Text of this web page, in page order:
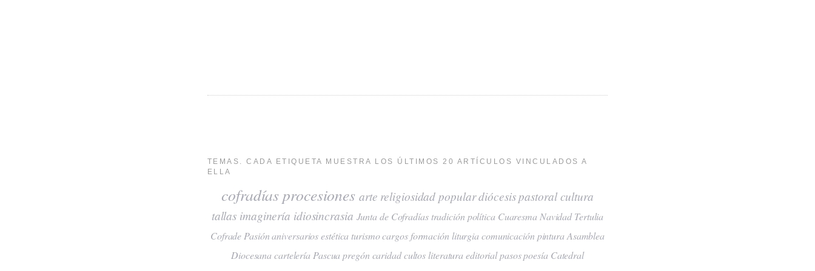
TEMAS. CADA ETIQUETA MUESTRA LOS ÚLTIMOS 20 ARTÍCULOS VINCULADOS A
ELLA
cofradíasprocesiones arte religiosidad populardiócesis pastoral cultura
tallas imaginería idiosincrasia Junta de Cofradías tradición política Cuaresma Navidad Tertulia
Cofrade Pasión aniversariosestética turismocargos formación liturgiacomunicación pinturaAsamblea
Diocesanacartelería Pascua pregón caridadcultos literaturaeditorial pasos poesía Catedral